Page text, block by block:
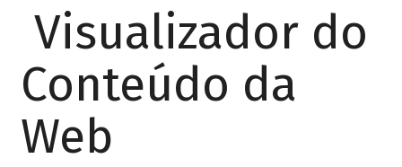
Visualizador do
Conteúdo da
Web